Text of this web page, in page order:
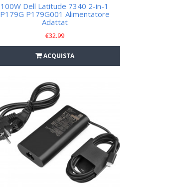
100W Dell Latitude 7340 2-in-1
P179G P179G001 Alimentatore
Adattat
€32.99
ACQUISTA